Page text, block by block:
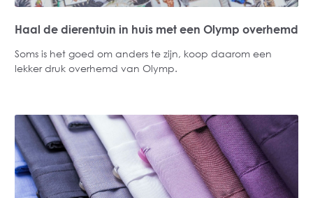
Haal de dierentuin in huis met een Olymp overhemd
Soms is het goed om anders te zijn, koop daarom een
lekker druk overhemd van Olymp.